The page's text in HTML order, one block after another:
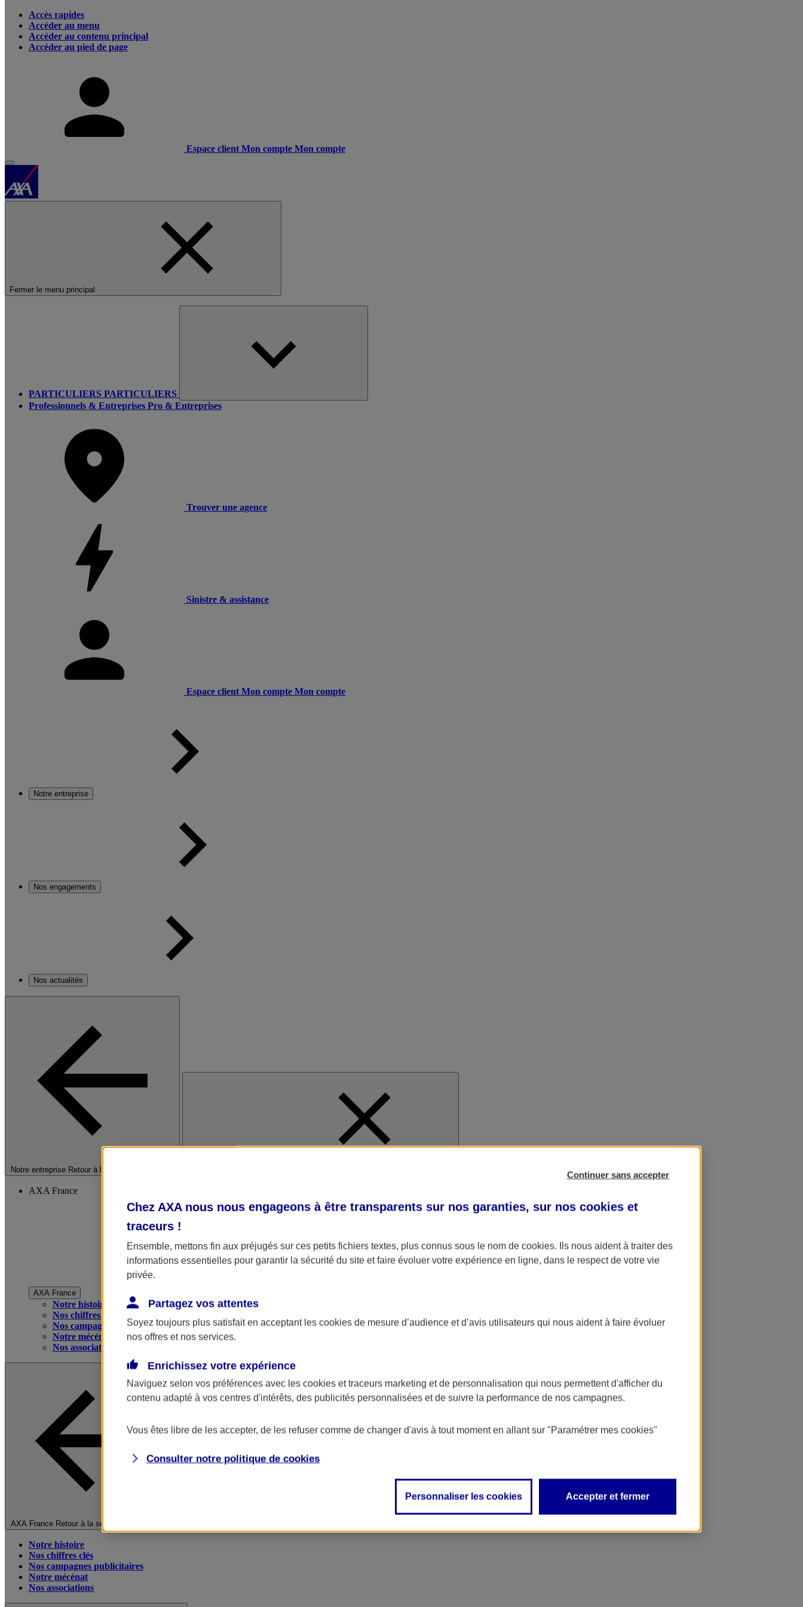
Accès rapides
Accéder au menu
Accéder au contenu principal
Accéder au pied de page
Espace client Mon compte Mon compte
Fermer le menu principal
PARTICULIERS PARTICULIERS
Professionnels & Entreprises Pro & Entreprises
Trouver une agence
Sinistre & assistance
Espace client Mon compte Mon compte
Notre entreprise
Nos engagements
Nos actualités
Notre entreprise Retour à la section précédente
AXA France
AXA France
Notre histoire
Nos chiffres clés
Nos campagnes publicitaires
Notre mécénat
Nos associations
AXA France Retour à la section précédente
Notre histoire
Nos chiffres clés
Nos campagnes publicitaires
Notre mécénat
Nos associations
Continuer sans accepter
Chez AXA nous nous engageons à être transparents sur nos garanties, sur nos cookies et
traceurs !
Ensemble, mettons fin aux préjugés sur ces petits fichiers textes, plus connus sous le nom de cookies. Ils nous aident à traiter des
informations essentielles pour garantir la sécurité du site et faire évoluer votre expérience en ligne, dans le respect de votre vie
privée.
Partagez vos attentes
Soyez toujours plus satisfait en acceptant les cookies de mesure d’audience et d’avis utilisateurs qui nous aident à faire évoluer
nos offres et nos services.
Enrichissez votre expérience
Naviguez selon vos préférences avec les cookies et traceurs marketing et de personnalisation qui nous permettent d'afficher du
contenu adapté à vos centres d'intérêts, des publicités personnalisées et de suivre la performance de nos campagnes.
Vous êtes libre de les accepter, de les refuser comme de changer d'avis à tout moment en allant sur "Paramétrer mes cookies"
Consulter notre politique de cookies
Personnaliser les cookies Accepter et fermer